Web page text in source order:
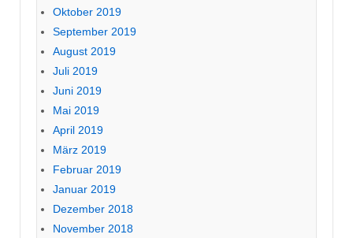
Oktober 2019
September 2019
August 2019
Juli 2019
Juni 2019
Mai 2019
April 2019
März 2019
Februar 2019
Januar 2019
Dezember 2018
November 2018